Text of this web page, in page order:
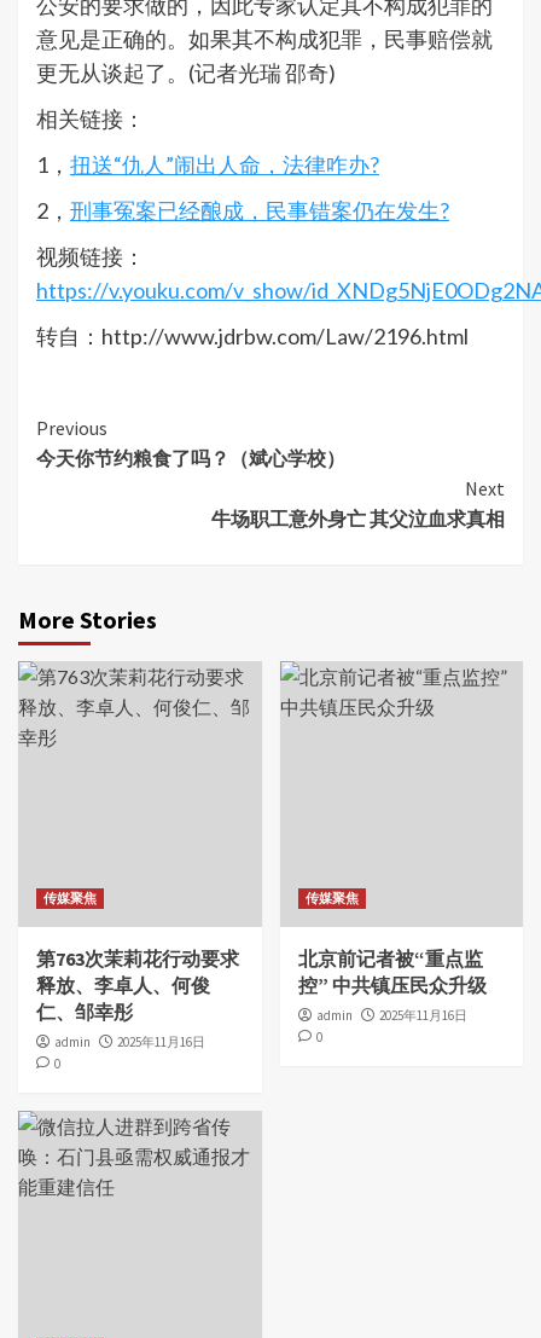
意见是正确的。如果其不构成犯罪，民事赔偿就
更无从谈起了。(记者光瑞 邵奇)
相关链接：
1， 扭送“仇人”闹出人命，法律咋办?
2， 刑事冤案已经酿成，民事错案仍在发生?
视频链接：
https://v.youku.com/v_show/
转自：http://www.jdrbw.com/Law/2196.html
Continue
Reading
Previous
今天你节约粮食了吗？（斌心学校）
Next
牛场职工意外身亡 其父泣血求真相
More Stories
传媒聚焦
第763次茉莉花行动要求
释放、李卓人、何俊
仁、邹幸彤
admin
2025年11月16日
0
传媒聚焦
北京前记者被“重点监
控” 中共镇压民众升级
admin
2025年11月16日
0